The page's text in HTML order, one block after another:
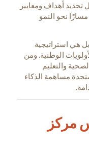
تحديد أهداف ومعايير
نحو النمو
بل هي استراتيجية
الوطنية. ومن
والتعليم
مساهمة الذكاء
مركز